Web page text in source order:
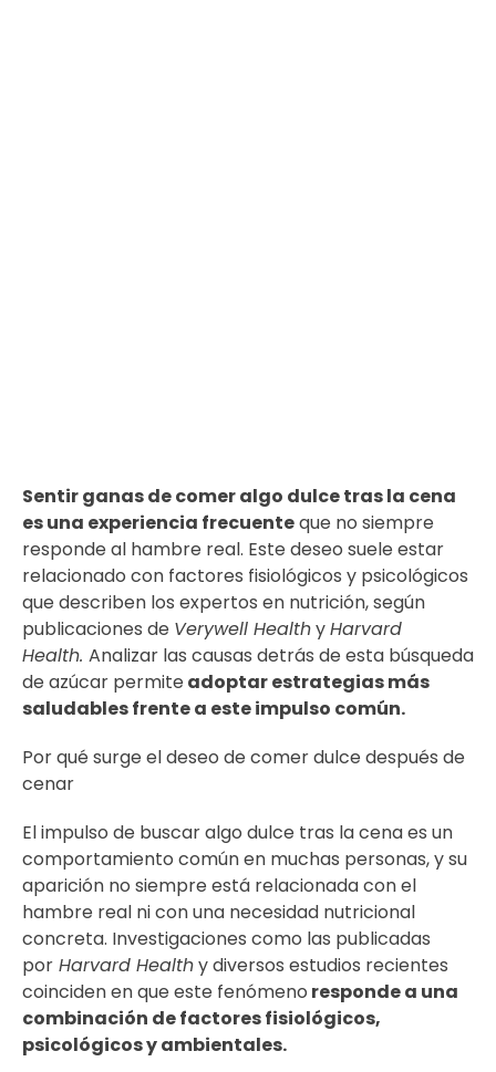
Sentir ganas de comer algo dulce tras la cena
es una experiencia frecuenteque no siempre
responde al hambre real. Este deseo suele estar
relacionado con factores fisiológicos y psicológicos
que describen los expertos en nutrición, según
publicaciones de Verywell HealthyHarvard
Health. Analizar las causas detrás de esta búsqueda
de azúcar permite adoptar estrategias más
saludables frente a este impulso común.
Por qué surge el deseo de comer dulce después de
cenar
El impulso de buscar algo dulce tras la cena es un
comportamiento común en muchas personas, y su
aparición no siempre está relacionada con el
hambre real ni con una necesidad nutricional
concreta. Investigaciones como las publicadas
por Harvard Healthy diversos estudios recientes
coinciden en que este fenómeno responde a una
combinación de factores fisiológicos,
psicológicos y ambientales.